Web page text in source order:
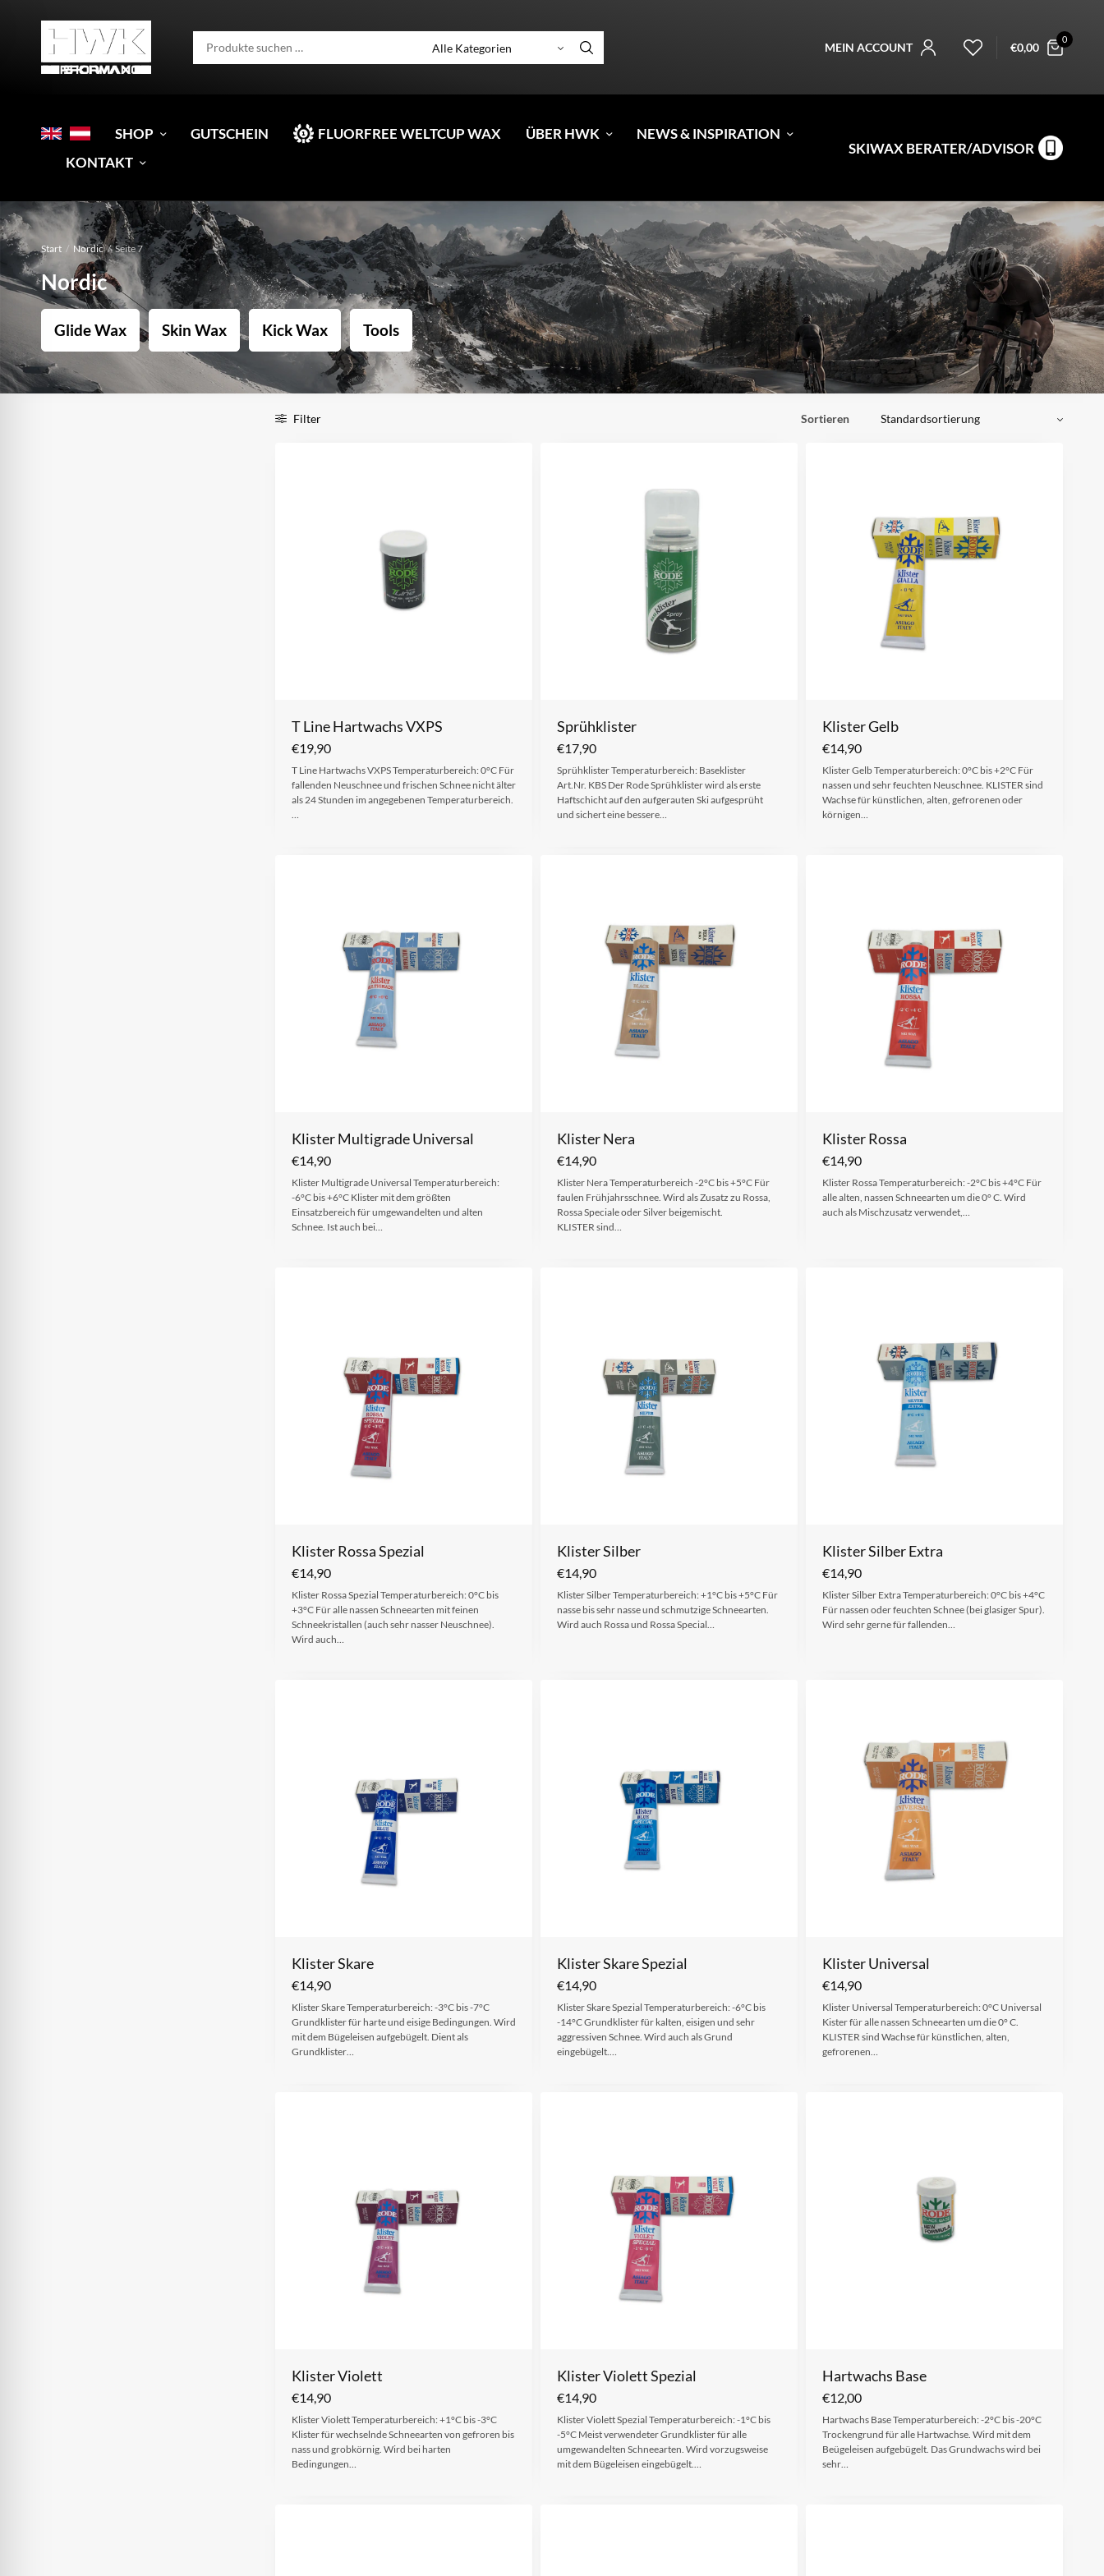
MEIN ACCOUNT €0,00
0
SHOP GUTSCHEIN FLUORFREE WELTCUP WAX ÜBER HWK
NEWS & INSPIRATION
KONTAKT
SKIWAX BERATER/ADVISOR
Start / Nordic / Seite 7
Nordic
Glide Wax Skin Wax Kick Wax Tools
Filter Sortieren
T Line Hartwachs VXPS
€19,90
T Line Hartwachs VXPS Temperaturbereich: 0°C Für
fallenden Neuschnee und frischen Schnee nicht älter
als 24 Stunden im angegebenen Temperaturbereich.
Sprühklister
€17,90
Sprühklister Temperaturbereich: Baseklister
Art.Nr. KBS Der Rode Sprühklister wird als erste
Haftschicht auf den aufgerauten Ski aufgesprüht
und sichert eine bessere…
Klister Gelb
€14,90
Klister Gelb Temperaturbereich: 0°C bis +2°C Für
nassen und sehr feuchten Neuschnee. KLISTER sind
Wachse für künstlichen, alten, gefrorenen oder
körnigen…
Klister Multigrade Universal
€14,90
Klister Multigrade Universal Temperaturbereich:
-6°C bis +6°C Klister mit dem größten
Einsatzbereich für umgewandelten und alten
Schnee. Ist auch bei…
Klister Nera
€14,90
Klister Nera Temperaturbereich -2°C bis +5°C Für
faulen Frühjahrsschnee. Wird als Zusatz zu Rossa,
Rossa Speciale oder Silver beigemischt.
KLISTER sind…
Klister Rossa
€14,90
Klister Rossa Temperaturbereich: -2°C bis +4°C Für
alle alten, nassen Schneearten um die 0° C. Wird
auch als Mischzusatz verwendet,…
Klister Rossa Spezial
€14,90
Klister Rossa Spezial Temperaturbereich: 0°C bis
+3°C Für alle nassen Schneearten mit feinen
Schneekristallen (auch sehr nasser Neuschnee).
Wird auch…
Klister Silber
€14,90
Klister Silber Temperaturbereich: +1°C bis +5°C Für
nasse bis sehr nasse und schmutzige Schneearten.
Wird auch Rossa und Rossa Special…
Klister Silber Extra
€14,90
Klister Silber Extra Temperaturbereich: 0°C bis +4°C
Für nassen oder feuchten Schnee (bei glasiger Spur).
Wird sehr gerne für fallenden…
Klister Skare
€14,90
Klister Skare Temperaturbereich: -3°C bis -7°C
Grundklister für harte und eisige Bedingungen. Wird
mit dem Bügeleisen aufgebügelt. Dient als
Grundklister…
Klister Skare Spezial
€14,90
Klister Skare Spezial Temperaturbereich: -6°C bis
-14°C Grundklister für kalten, eisigen und sehr
aggressiven Schnee. Wird auch als Grund
eingebügelt.…
Klister Universal
€14,90
Klister Universal Temperaturbereich: 0°C Universal
Kister für alle nassen Schneearten um die 0° C.
KLISTER sind Wachse für künstlichen, alten,
gefrorenen…
Klister Violett
€14,90
Klister Violett Temperaturbereich: +1°C bis -3°C
Klister für wechselnde Schneearten von gefroren bis
nass und grobkörnig. Wird bei harten
Bedingungen…
Klister Violett Spezial
€14,90
Klister Violett Spezial Temperaturbereich: -1°C bis
-5°C Meist verwendeter Grundklister für alle
umgewandelten Schneearten. Wird vorzugsweise
mit dem Bügeleisen eingebügelt.…
Hartwachs Base
€12,00
Hartwachs Base Temperaturbereich: -2°C bis -20°C
Trockengrund für alle Hartwachse. Wird mit dem
Beügeleisen aufgebügelt. Das Grundwachs wird bei
sehr…